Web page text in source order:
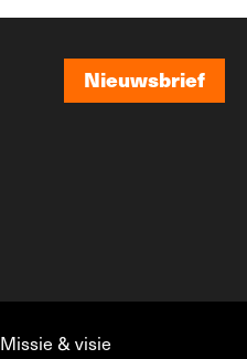
Nieuwsbrief
Missie & visie